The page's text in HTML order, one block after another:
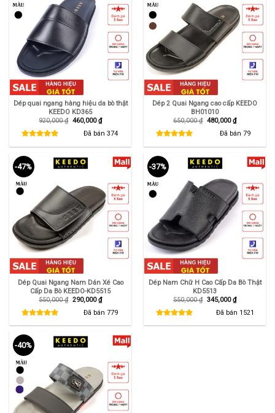
Dép quai ngang hàng hiệu da bò thật
KEEDO KD365
920,000₫ Giá
460,000₫Giá
hiện
tại
Đã bán 374
Dép 2 Quai Ngang cao cấp KEEDO
BH01010
650,000₫ Giá
480,000₫Giá
hiện
tại
Đã bán 79
-47%
Dép Quai Ngang Nam Dán Xé Cao
Cấp Da Bò KEEDO-KD5515
550,000₫ Giá
550,000 ₫.
290,000₫Giá
hiện
tại
là:
290,000 ₫.
Đã bán 779
-37%
Dép Nam Chữ H Cao Cấp Da Bò Thật
KD5513
550,000₫ Giá
550,000 ₫.
345,000₫Giá
hiện
tại
là:
345,000 ₫.
Đã bán 1521
-40%